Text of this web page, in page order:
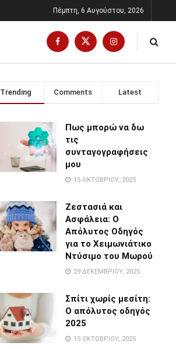
Πέμπτη, 6 Αυγούστου, 2026
Trending Comments Latest
Πως μπορώ να δω
τις
συνταγογραφήσεις
μου
15 ΟΚΤΩΒΡΊΟΥ, 2025
Ζεστασιά και
Ασφάλεια: Ο
Απόλυτος Οδηγός
για το Χειμωνιάτικο
Ντύσιμο του Μωρού
29 ΔΕΚΕΜΒΡΊΟΥ, 2025
Σπίτι χωρίς μεσίτη:
Ο απόλυτος οδηγός
2025
15 ΟΚΤΩΒΡΊΟΥ, 2025